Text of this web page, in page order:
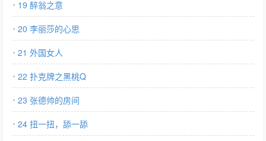
19 醉翁之意
20 李丽莎的心思
21 外国女人
22 扑克牌之黑桃Q
23 张德帅的房间
24 扭一扭，舔一舔